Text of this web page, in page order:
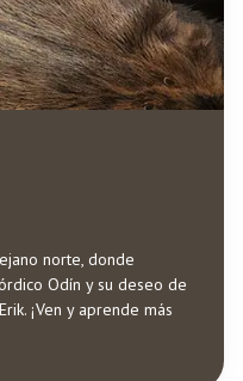
norte, donde
Odín y su deseo de
¡Ven y aprende más